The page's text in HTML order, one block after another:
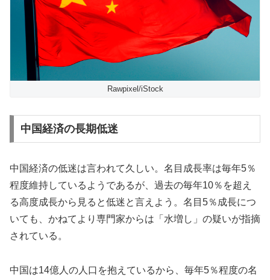
Rawpixel/iStock
中国経済の長期低迷
中国経済の低迷は言われて久しい。名目成長率は毎年5％
程度維持しているようであるが、過去の毎年10％を超え
る高度成長から見ると低迷と言えよう。名目5％成長につ
いても、かねてより専門家からは「水増し」の疑いが指摘
されている。
中国は14億人の人口を抱えているから、毎年5％程度の名